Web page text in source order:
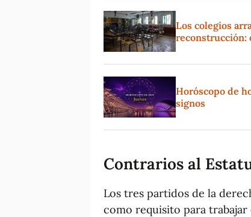
Los colegios
reconstrucción:
Horóscopo de
signos
Contrarios al
Los tres partidos de la
como requisito para trabajar